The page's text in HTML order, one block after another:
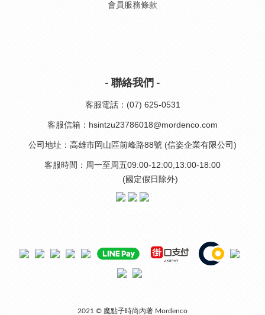
會員服務條款
- 聯絡我們 -
客服電話：(07) 625-0531
客服信箱：hsintzu23786018@mordenco.com
公司地址：高雄市岡山區前峰路88號 (信姿企業有限公司)
客服時間：周一至周五09:00-12:00,13:00-18:00
(國定假日除外)
2021 © 魔點子時尚內著 Mordenco